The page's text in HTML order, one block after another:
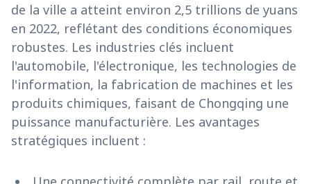
de la ville a atteint environ 2,5 trillions de yuans
en 2022, reflétant des conditions économiques
robustes. Les industries clés incluent
l'automobile, l'électronique, les technologies de
l'information, la fabrication de machines et les
produits chimiques, faisant de Chongqing une
puissance manufacturière. Les avantages
stratégiques incluent :